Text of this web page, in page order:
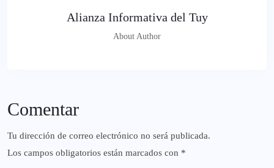
Alianza Informativa del Tuy
About Author
Comentar
Tu dirección de correo electrónico no será publicada.
Los campos obligatorios están marcados con *